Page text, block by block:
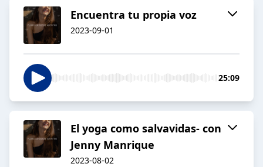
Encuentra tu propia voz
2023-09-01
25:09
El yoga como salvavidas- con
Jenny Manrique
2023-08-02